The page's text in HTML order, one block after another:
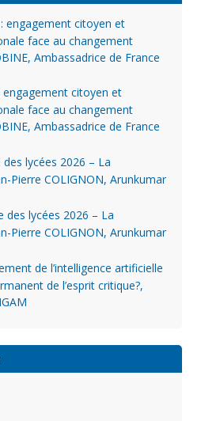
: engagement citoyen et
face au changement
Ambassadrice de France
engagement citoyen et
face au changement
Ambassadrice de France
lycées 2026 – La
Pierre COLIGNON, Arunkumar
des lycées 2026 – La
Pierre COLIGNON, Arunkumar
de l’intelligence artificielle
de l’esprit critique?,